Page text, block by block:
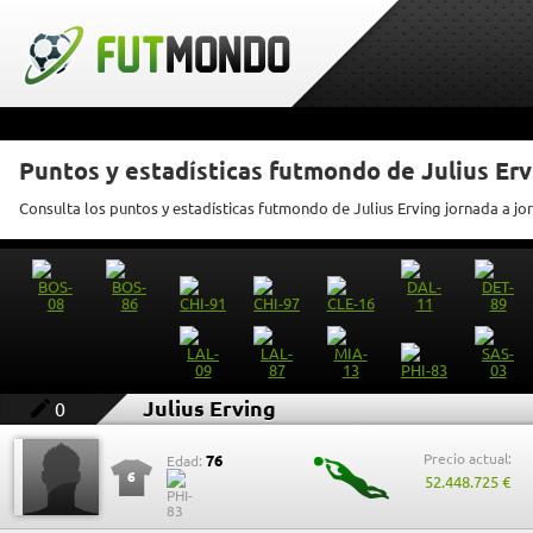
Puntos y estadísticas futmondo de Julius
Consulta los puntos y estadísticas futmondo de Julius Erving jornada a
0 Julius Erving
6
Edad: 76 Precio actual:
52.448.725 €